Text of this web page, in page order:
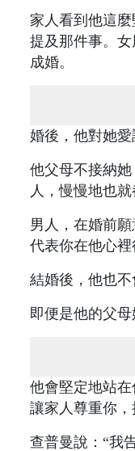
家人看到他這
提及那件事。
成婚。
婚後，他對她愛
他父母不接納
人，慢慢地也就
男人，在婚前
代表你在他心裡
結婚後，他也不
即便是他的父母
他會堅定地站在
讓家人尊重你，
查普曼說：“我